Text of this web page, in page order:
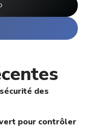
des
pour contrôler